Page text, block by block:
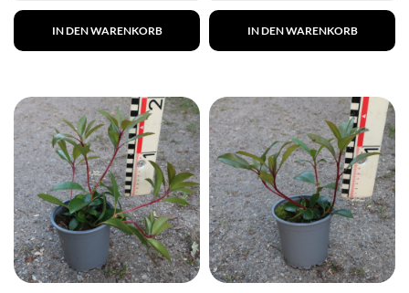
IN DEN WARENKORB IN DEN WARENKORB